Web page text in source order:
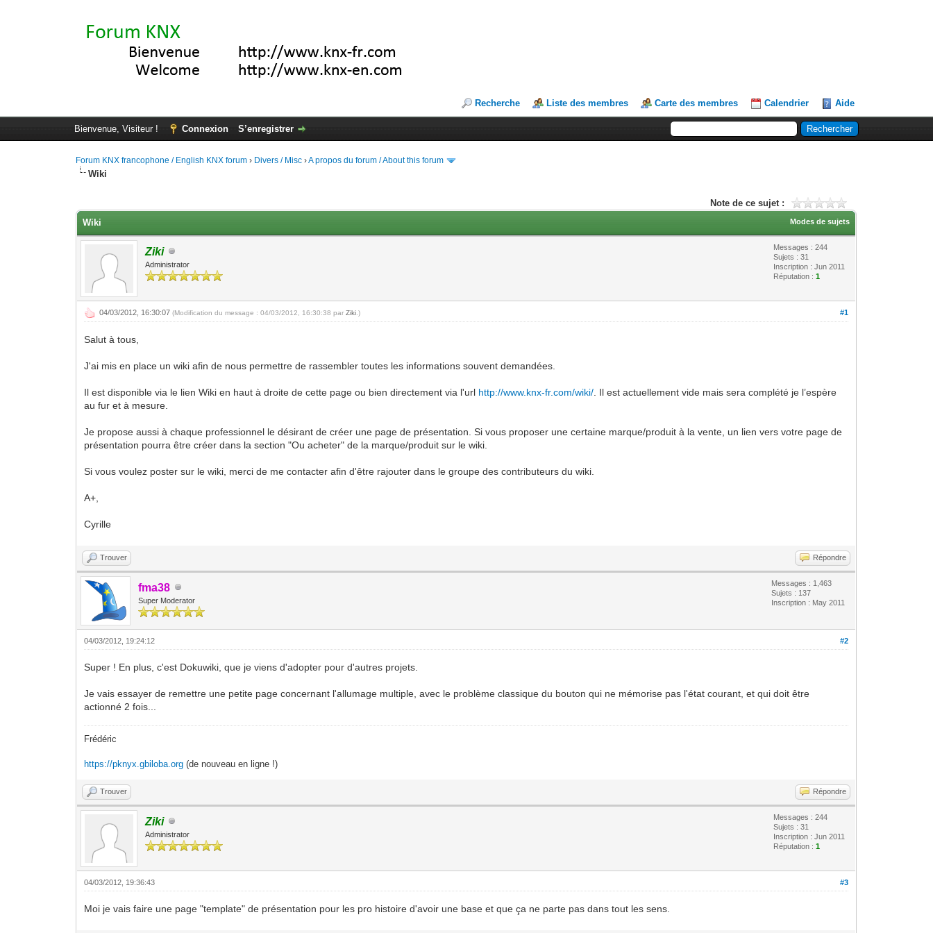
Recherche Liste des membres Carte des membres Calendrier Aide
Bienvenue, Visiteur ! Connexion S’enregistrer
Forum KNX francophone / English KNX forum › Divers / Misc ›A propos du forum / About this forum
Wiki
Note de ce sujet :
Modes de sujets
Wiki
Ziki
Administrator
Messages : 244
Sujets : 31
Inscription : Jun 2011
Réputation :1
#1
04/03/2012, 16:30:07(Modification du message : 04/03/2012, 16:30:38 parZiki .)
Salut à tous,
J'ai mis en place un wiki afin de nous permettre de rassembler toutes les informations souvent demandées.
Il est disponible via le lien Wiki en haut à droite de cette page ou bien directement via l'url http://www.knx-fr.com/wiki/ . Il est actuellement vide mais sera complété je l’espère
au fur et à mesure.
Je propose aussi à chaque professionnel le désirant de créer une page de présentation. Si vous proposer une certaine marque/produit à la vente, un lien vers votre page de
présentation pourra être créer dans la section "Ou acheter" de la marque/produit sur le wiki.
Si vous voulez poster sur le wiki, merci de me contacter afin d'être rajouter dans le groupe des contributeurs du wiki.
A+,
Cyrille
Trouver Répondre
fma38
Super Moderator
Messages : 1,463
Sujets : 137
Inscription : May 2011
#2
04/03/2012, 19:24:12
Super ! En plus, c'est Dokuwiki, que je viens d'adopter pour d'autres projets.
Je vais essayer de remettre une petite page concernant l'allumage multiple, avec le problème classique du bouton qui ne mémorise pas l'état courant, et qui doit être
actionné 2 fois...
Frédéric
https://pknyx.gbiloba.org (de nouveau en ligne !)
Trouver Répondre
Ziki
Administrator
Messages : 244
Sujets : 31
Inscription : Jun 2011
Réputation :1
#3
04/03/2012, 19:36:43
Moi je vais faire une page "template" de présentation pour les pro histoire d'avoir une base et que ça ne parte pas dans tout les sens.